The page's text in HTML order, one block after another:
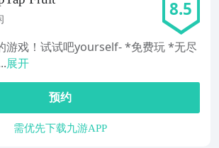
8.5
游戏！试试吧yourself- *免费玩 *无尽
展开
预约
需优先下载九游APP